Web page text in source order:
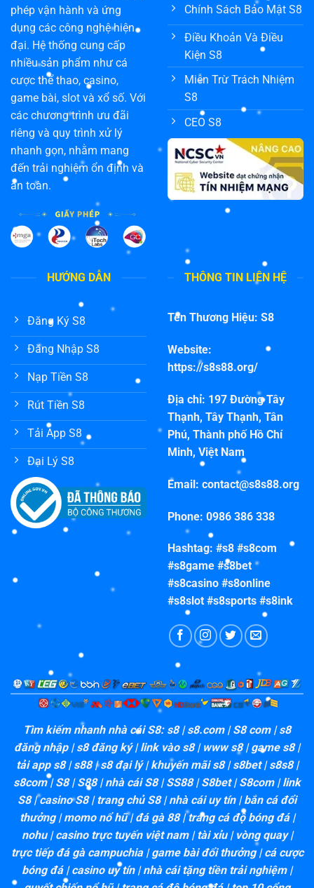
phép vận hành và ứng
dụng các công nghệ hiện
đại. Hệ thống cung cấp
nhiều sản phẩm như cá
cược thể thao, casino,
game bài, slot và xổ số. Với
các chương trình ưu đãi
riêng và quy trình xử lý
nhanh gọn, nhằm mang
đến trải nghiệm ổn định và
an toàn.
Chính Sách Bảo Mật S8
Điều Khoản Và Điều
Kiện S8
Miễn Trừ Trách Nhiệm
S8
CEO S8
HƯỚNG DẪN
Đăng Ký S8
Đăng Nhập S8
Nạp Tiền S8
Rút Tiền S8
Tải App S8
Đại Lý S8
THÔNG TIN LIÊN HỆ
Tên Thương Hiệu: S8
Website:
https://s8s88.org/
Địa chỉ: 197 Đường Tây
Thạnh, Tây Thạnh, Tân
Phú, Thành phố Hồ Chí
Minh, Việt Nam
Email: contact@s8s88.org
Phone: 0986 386 338
Hashtag: #s8 #s8com
#s8game #s8bet
#s8casino #s8online
#s8slot #s8sports #s8ink
Tìm kiếm nhanh nhà cái S8: s8 | s8.com | S8 com | s8
đăng nhập | s8 đăng ký | link vào s8 | www s8 | game s8 |
tải app s8 | s88 | s8 đại lý | khuyến mãi s8 | s8bet | s8s8 |
s8com | S8 | S88 | nhà cái S8 | SS88 | S8bet | S8com | link
S8 | casino S8 | trang chủ S8 | nhà cái uy tín |bắn cá đổi
thưởng |momo nổ hũ | đá gà 88 | trang cá độ bóng đá |
nohu |casino trực tuyến việt nam | tài xỉu | vòng quay |
trực tiếp đá gà campuchia | game bài đổi thưởng | cá cược
bóng đá | casino uy tín |nhà cái tặng tiền trải nghiệm |